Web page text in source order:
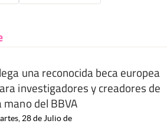
una reconocida beca europea
investigadores y creadores de
mano del BBVA
28 de Julio de